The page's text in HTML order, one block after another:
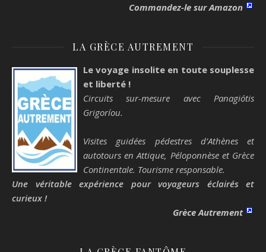
Commandez-le sur Amazon
LA GRÈCE AUTREMENT
Le voyage insolite en toute souplesse
et liberté !
Circuits sur-mesure avec Panagiótis
Grigoríou.
Visites guidées pédestres d’Athènes et
autotours en Attique, Péloponnèse et Grèce
Continentale. Tourisme responsable.
Une véritable expérience pour voyageurs éclairés et
curieux !
Grèce Autrement